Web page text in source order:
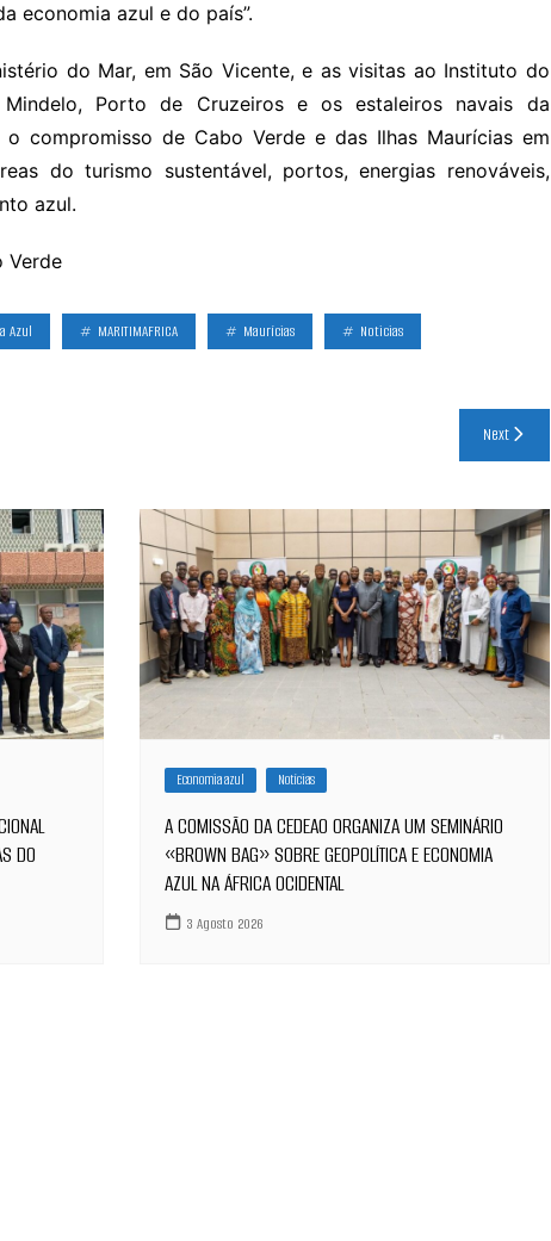
economia azul e do país”.
do Mar, em São Vicente, e as visitas ao Instituto do
Porto de Cruzeiros e os estaleiros navais da
compromisso de Cabo Verde e das Ilhas Maurícias em
do turismo sustentável, portos, energias renováveis,
azul.
Verde
Azul MARITIMAFRICA Maurícias Noticias
Next
DO
Economia azul Notícias
A COMISSÃO DA CEDEAO ORGANIZA UM SEMINÁRIO
«BROWN BAG» SOBRE GEOPOLÍTICA E ECONOMIA
AZUL NA ÁFRICA OCIDENTAL
3 Agosto 2026